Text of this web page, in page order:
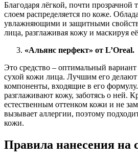
Благодаря лёгкой, почти прозрачной
слоем распределяется по коже.
увлажняющими и защитными
лица, разглаживая кожу и маскируя
«Альянс перфект» от L’Oreal.
Это средство – оптимальный
сухой кожи лица. Лучшим его
компоненты, входящие в его
разглаживают кожу, заботясь о ней.
естественным оттенком кожи и не
вызывает аллергии, поэтому
кожи.
Правила нанесения на